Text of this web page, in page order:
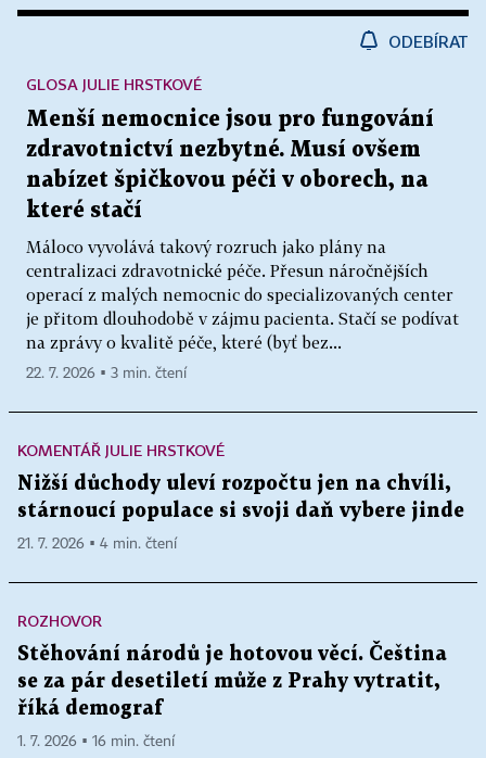
ODEBÍRAT
Menší nemocnice jsou pro fungování
zdravotnictví nezbytné. Musí ovšem
nabízet špičkovou péči v oborech, na
které stačí
Máloco vyvolává takový rozruch jako plány na
centralizaci zdravotnické péče. Přesun náročnějších
operací z malých nemocnic do specializovaných center
je přitom dlouhodobě v zájmu pacienta. Stačí se podívat
na zprávy o kvalitě péče, které (byť bez...
GLOSA JULIE HRSTKOVÉ
22. 7. 2026 ▪ 3 min. čtení
KOMENTÁŘ JULIE HRSTKOVÉ
Nižší důchody uleví rozpočtu jen na chvíli,
stárnoucí populace si svoji daň vybere jinde
21. 7. 2026 ▪ 4 min. čtení
ROZHOVOR
Stěhování národů je hotovou věcí. Čeština
se za pár desetiletí může z Prahy vytratit,
říká demograf
1. 7. 2026 ▪ 16 min. čtení